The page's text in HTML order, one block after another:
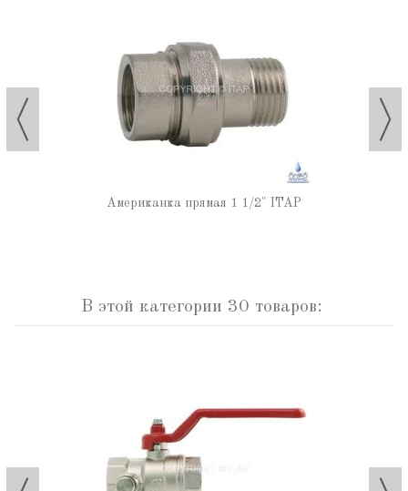
Американка прямая 1 1/2" ITAP
В этой категории 30 товаров: